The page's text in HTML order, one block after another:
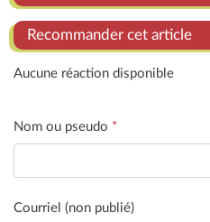
Recommander cet article
Aucune réaction disponible
Nom ou pseudo *
Courriel (non publié)